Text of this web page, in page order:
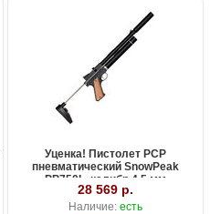
Уценка! Пистолет PCP
пневматический SnowPeak
PP750L, калибр 4.5 мм
28 569 р.
Наличие: есть